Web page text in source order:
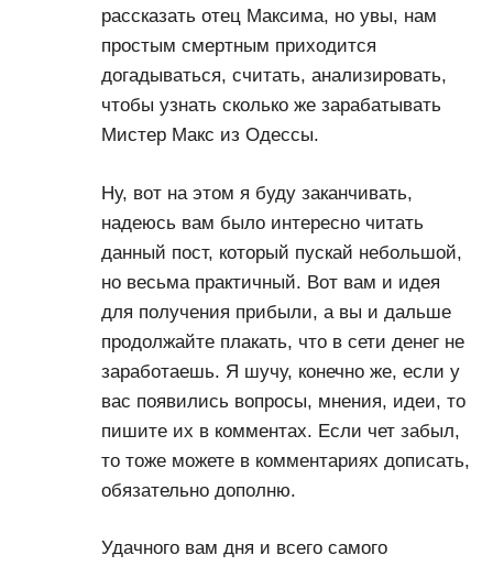
рассказать отец Максима, но увы, нам
простым смертным приходится
догадываться, считать, анализировать,
чтобы узнать сколько же зарабатывать
Мистер Макс из Одессы.
Ну, вот на этом я буду заканчивать,
надеюсь вам было интересно читать
данный пост, который пускай небольшой,
но весьма практичный. Вот вам и идея
для получения прибыли, а вы и дальше
продолжайте плакать, что в сети денег не
заработаешь. Я шучу, конечно же, если у
вас появились вопросы, мнения, идеи, то
пишите их в комментах. Если чет забыл,
то тоже можете в комментариях дописать,
обязательно дополню.
Удачного вам дня и всего самого